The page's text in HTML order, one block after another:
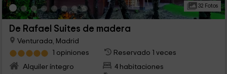
32 Fotos
De Rafael Suites de madera
Venturada, Madrid
1 opiniones
Reservado 1 veces
Alquiler íntegro
4 habitaciones